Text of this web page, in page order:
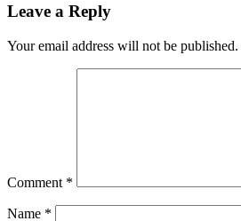
Leave a Reply
Your email address will not be published.
Comment *
Name *